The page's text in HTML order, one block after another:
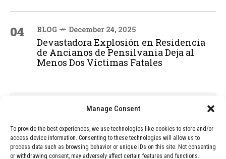
Manage Consent
To provide the best experiences, we use technologies like cookies to store and/or
access device information. Consenting to these technologies will allow us to
process data such as browsing behavior or unique IDs on this site. Not consenting
or withdrawing consent, may adversely affect certain features and functions.
04 BLOG December 24, 2025
Devastadora Explosión en Residencia
de Ancianos de Pensilvania Deja al
Menos Dos Víctimas Fatales